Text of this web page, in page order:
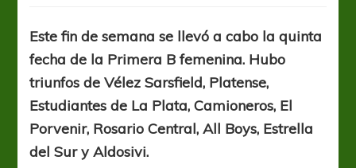
Rosario
Central
se
alejan
resto
Este fin de semana se llevó a cabo la quinta
fecha de la Primera B femenina. Hubo
triunfos de Vélez Sarsfield, Platense,
Estudiantes de La Plata, Camioneros, El
Porvenir, Rosario Central, All Boys, Estrella
del Sur y Aldosivi.